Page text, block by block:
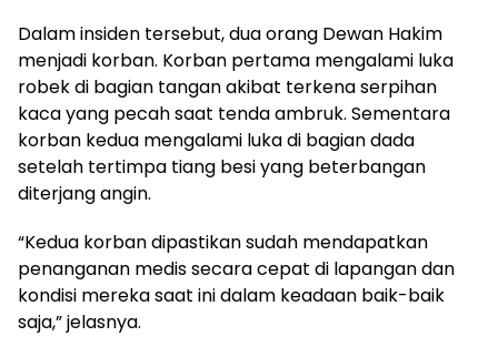
Dalam insiden tersebut, dua orang Dewan Hakim
menjadi korban. Korban pertama mengalami luka
robek di bagian tangan akibat terkena serpihan
kaca yang pecah saat tenda ambruk. Sementara
korban kedua mengalami luka di bagian dada
setelah tertimpa tiang besi yang beterbangan
diterjang angin.
“Kedua korban dipastikan sudah mendapatkan
penanganan medis secara cepat di lapangan dan
kondisi mereka saat ini dalam keadaan baik-baik
saja,” jelasnya.